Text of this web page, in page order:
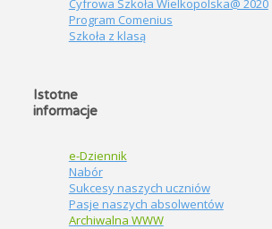
Cyfrowa Szkoła Wielkopolska@ 2020
Program Comenius
Szkoła z klasą
Istotne
informacje
e-Dziennik
Nabór
Sukcesy naszych uczniów
Pasje naszych absolwentów
Archiwalna WWW